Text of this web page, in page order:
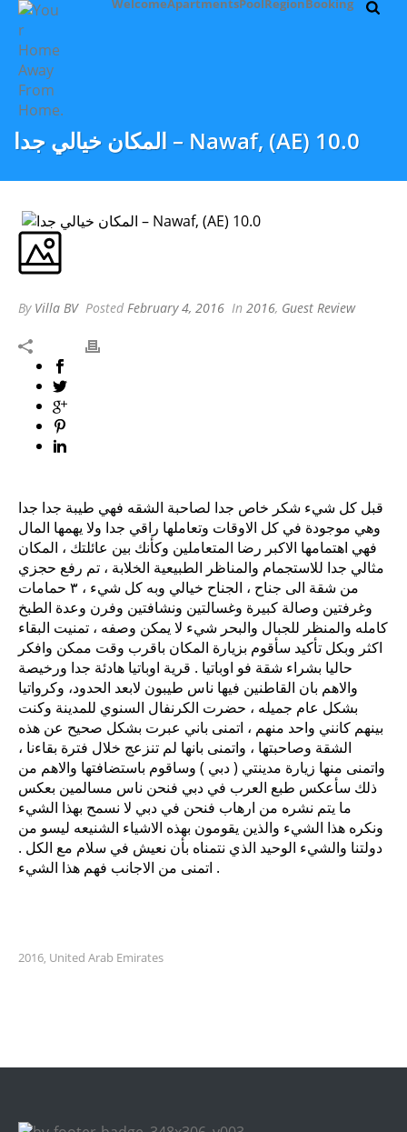
WelcomeApartmentsPool Region Booking
المكان خيالي جدا – Nawaf, (AE) 10.0
By Villa BV Posted February 4, 2016 In 2016, Guest Review
قبل كل شيء شكر خاص جدا لصاحبة الشقه فهي طيبة جدا جدا
وهي موجودة في كل الاوقات وتعاملها راقي جدا ولا يهمها المال
فهي اهتمامها الاكبر رضا المتعاملين وكأنك بين عائلتك ، المكان
مثالي جدا للاستجمام والمناظر الطبيعية الخلابة ، تم رفع حجزي
من شقة الى جناح ، الجناح خيالي وبه كل شيء ، ٣ حمامات
وغرفتين وصالة كبيرة وغسالتين ونشافتين وفرن وعدة الطبخ
كامله والمنظر للجبال والبحر شيء لا يمكن وصفه ، تمنيت البقاء
اكثر وبكل تأكيد سأقوم بزيارة المكان باقرب وقت ممكن وافكر
حاليا بشراء شقة فو اوباتيا . قرية اوباتيا هادئة جدا ورخيصة
والاهم بان القاطنين فيها ناس طيبون لابعد الحدود، وكرواتيا
بشكل عام جميله ، حضرت الكرنفال السنوي للمدينة وكنت
بينهم كانني واحد منهم ، اتمنى باني عبرت بشكل صحيح عن هذه
الشقة وصاحبتها ، واتمنى بانها لم تنزعج خلال فترة بقاءنا ،
واتمنى منها زيارة مدينتي ( دبي ) وساقوم باستضافتها والاهم من
ذلك سأعكس طبع العرب في دبي فنحن ناس مسالمين بعكس
ما يتم نشره من ارهاب فنحن في دبي لا نسمح بهذا الشيء
ونكره هذا الشيء والذين يقومون بهذه الاشياء الشنيعه ليسو من
دولتنا والشيء الوحيد الذي نتمناه بأن نعيش في سلام مع الكل .
اتمنى من الاجانب فهم هذا الشيء .
2016, United Arab Emirates